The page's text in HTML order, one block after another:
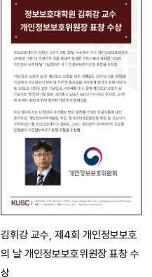
김휘강 교수, 제4회 개인정보보호
의 날 개인정보보호위원장 표창 수
상